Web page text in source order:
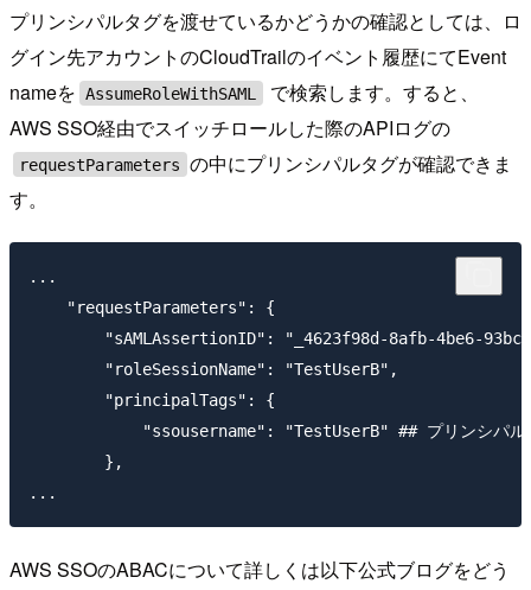
プリンシパルタグを渡せているかどうかの確認としては、ロ
グイン先アカウントのCloudTrailのイベント履歴にてEvent
nameを AssumeRoleWithSAML
で検索します。すると、
AWS SSO経由でスイッチロールした際のAPIログの
requestParameters の中にプリンシパルタグが確認できま
す。
...
    "requestParameters": {
"sAMLAssertionID": "_4623f98d-8afb-4be6-
        "roleSessionName": "TestUserB",
        "principalTags": {
"ssousername": "TestUserB" ## プリンシパル
        },
AWS SSOのABACについて詳しくは以下公式ブログをどう